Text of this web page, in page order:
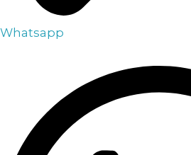
Whatsapp